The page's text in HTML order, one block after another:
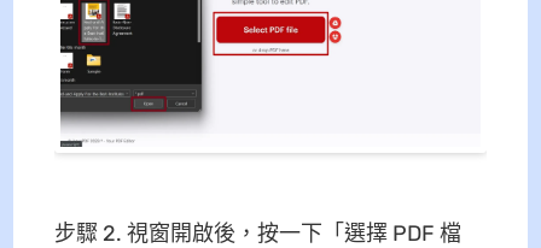
步驟 2. 視窗開啟後，按一下「選擇 PDF 檔